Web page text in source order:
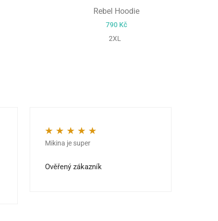
Rebel Hoodie
790 Kč
2XL
Hodnocení5z 5
Mikina je super
Ověřený zákazník